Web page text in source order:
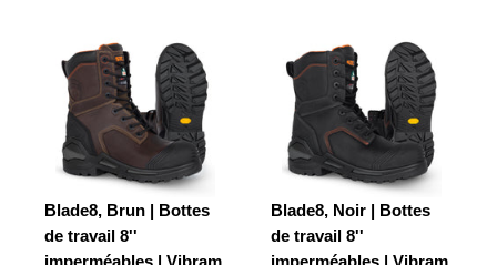
Blade8, Brun | Bottes
de travail 8''
imperméables | Vibram
Blade8, Noir | Bottes
de travail 8''
imperméables | Vibram